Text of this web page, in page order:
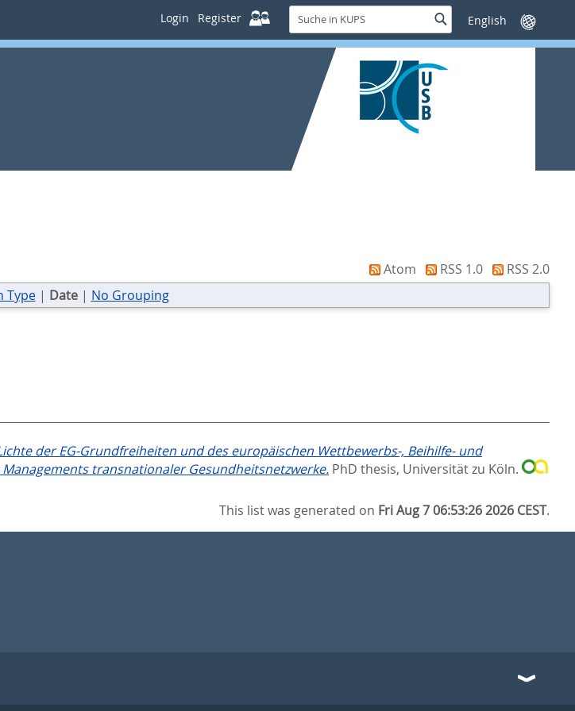
Login Register
Suche
in
KUPS
SucheSprache
wechseln
Atom RSS 1.0
RSS 2.0
Type| Date| No Grouping
der EG-Grundfreiheiten und des europäischen Wettbewerbs-, Beihilfe- und
transnationaler Gesundheitsnetzwerke. PhD thesis, Universität zu Köln.
This list was generated on Fri Aug 7 06:53:26 2026 CEST.